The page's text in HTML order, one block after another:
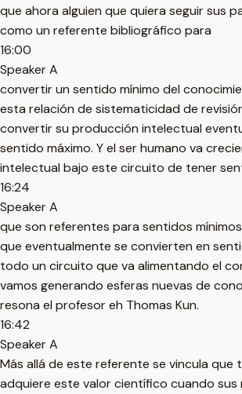
que ahora alguien que quiera seguir sus
como un referente bibliográfico para
16:00
Speaker A
convertir un sentido mínimo del
esta relación de sistematicidad de
convertir su producción intelectual
sentido máximo. Y el ser humano va
intelectual bajo este circuito de tener
16:24
Speaker A
que son referentes para sentidos
que eventualmente se convierten en
todo un circuito que va alimentando el
vamos generando esferas nuevas de
resona el profesor eh Thomas Kun.
16:42
Speaker A
Más allá de este referente se vincula que
adquiere este valor científico cuando sus